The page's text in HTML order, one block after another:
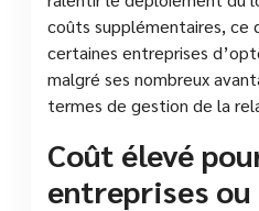
coûts supplémentaires, ce
certaines entreprises
malgré ses nombreux
termes de gestion de la
Coût élevé
entreprises